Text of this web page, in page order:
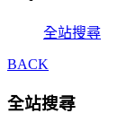
全站搜尋
BACK
全站搜尋